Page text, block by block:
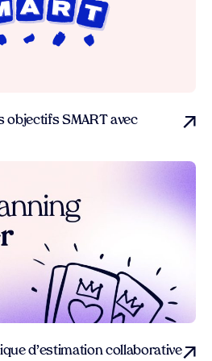
objectifs SMART avec
d’estimation collaborative